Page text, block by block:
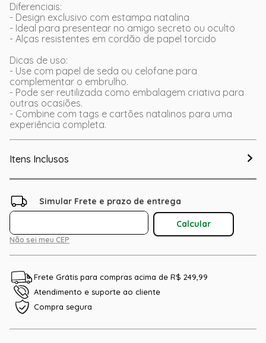
Diferenciais:
- Design exclusivo com estampa natalina
- Ideal para presentear no amigo secreto ou oculto
- Alças resistentes em cordão de papel torcido
Dicas de uso:
- Use com papel de seda ou celofane para
complementar o embrulho.
- Pode ser reutilizada como embalagem criativa para
outras ocasiões.
- Combine com tags e cartões natalinos para uma
experiência completa.
Itens Inclusos
Não sei meu CEP
Frete Grátis para compras acima de R$ 249,99
Atendimento e suporte ao cliente
Compra segura